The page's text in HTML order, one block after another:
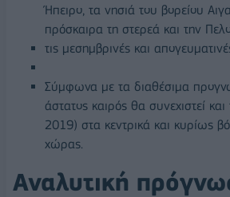
Ήπειρο, τα νησιά του βορείου
πρόσκαιρα τη στερεά και την
τις μεσημβρινές και
Σύμφωνα με τα διαθέσιμα
άστατος καιρός θα συνεχιστεί
2019) στα κεντρικά και κυρίως
χώρας.
Αναλυτική